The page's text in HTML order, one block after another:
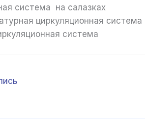
система на салазках
циркуляционная система
система